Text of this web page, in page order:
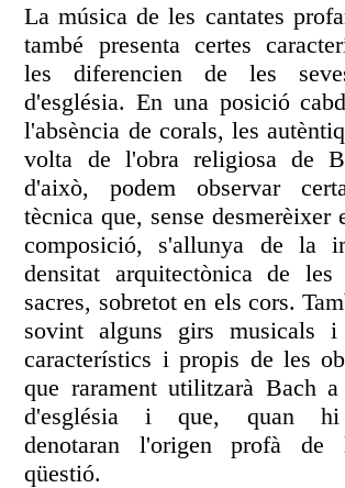
La música de les cantates
també presenta certes
les diferencien de les
d'església. En una posició
l'absència de corals, les
volta de l'obra religiosa de
d'això, podem observar
tècnica que, sense desmerèixer
composició, s'allunya de la
densitat arquitectònica de les
sacres, sobretot en els cors.
sovint alguns girs musicals
característics i propis de les
que rarament utilitzarà Bach a
d'església i que, quan hi
denotaran l'origen profà
qüestió.